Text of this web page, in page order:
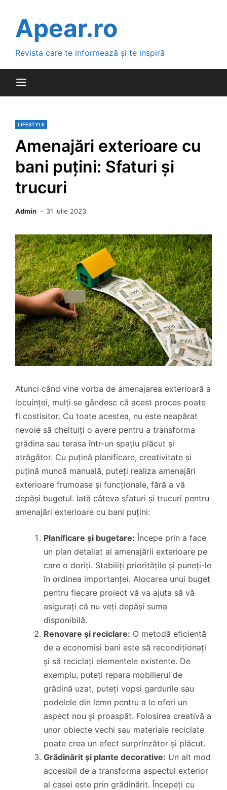
contentApear.ro
Revista care te informează și te inspiră
LIFESTYLE
Amenajări exterioare cu
bani puțini: Sfaturi și
trucuri
Admin 31 iulie 2023
Atunci când vine vorba de amenajarea exterioară a
locuinței, mulți se gândesc că acest proces poate
fi costisitor. Cu toate acestea, nu este neapărat
nevoie să cheltuiți o avere pentru a transforma
grădina sau terasa într-un spațiu plăcut și
atrăgător. Cu puțină planificare, creativitate și
puțină muncă manuală, puteți realiza amenajări
exterioare frumoase și funcționale, fără a vă
depăși bugetul. Iată câteva sfaturi și trucuri pentru
amenajări exterioare cu bani puțini:
Planificare și bugetare: Începe prin a face
un plan detaliat al amenajării exterioare pe
care o doriți. Stabiliți prioritățile și puneți-le
în ordinea importanței. Alocarea unui buget
pentru fiecare proiect vă va ajuta să vă
asigurați că nu veți depăși suma
disponibilă.
Renovare și reciclare: O metodă eficientă
de a economisi bani este să recondiționați
și să reciclați elementele existente. De
exemplu, puteți repara mobilierul de
grădină uzat, puteți vopsi gardurile sau
podelele din lemn pentru a le oferi un
aspect nou și proaspăt. Folosirea creativă a
unor obiecte vechi sau materiale reciclate
poate crea un efect surprinzător și plăcut.
Grădinărit și plante decorative: Un alt mod
accesibil de a transforma aspectul exterior
al casei este prin grădinărit. Începeți cu